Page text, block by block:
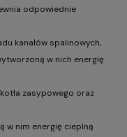
odpowiednie
kanałów spalinowych,
w nich energię
zasypowego oraz
w nim energię cieplną